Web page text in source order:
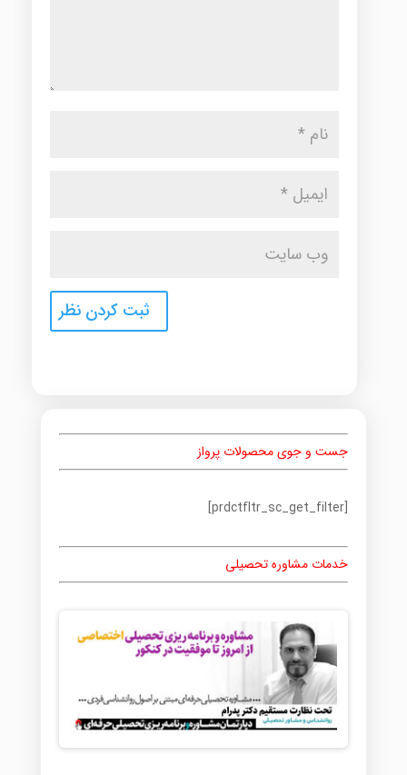
جست و جوی محصولات پرواز
[prdctfltr_sc_get_filter]
خدمات مشاوره تحصیلی